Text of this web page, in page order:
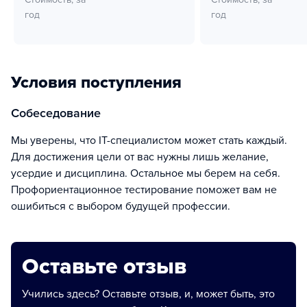
год
год
Условия поступления
собеседование
Мы уверены, что IT-специалистом может стать каждый.
Для достижения цели от вас нужны лишь желание,
усердие и дисциплина. Остальное мы берем на себя.
Профориентационное тестирование поможет вам не
ошибиться с выбором будущей профессии.
Оставьте отзыв
Учились здесь? Оставьте отзыв, и, может быть, это